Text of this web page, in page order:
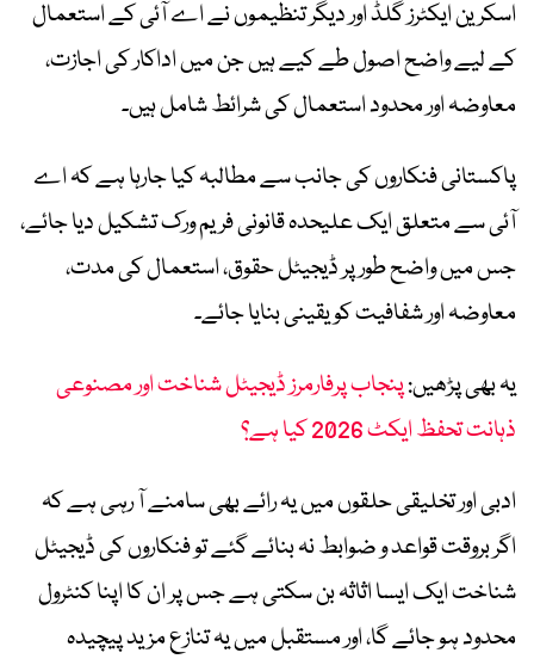
اسکرین ایکٹرز گلڈ اور دیگر تنظیموں نے اے آئی کے استعمال
کے لیے واضح اصول طے کیے ہیں جن میں اداکار کی اجازت،
معاوضہ اور محدود استعمال کی شرائط شامل ہیں۔
پاکستانی فنکاروں کی جانب سے مطالبہ کیا جارہا ہے کہ اے
آئی سے متعلق ایک علیحدہ قانونی فریم ورک تشکیل دیا جائے،
جس میں واضح طور پر ڈیجیٹل حقوق، استعمال کی مدت،
معاوضہ اور شفافیت کو یقینی بنایا جائے۔
یہ بھی پڑھیں:پنجاب پرفارمرز ڈیجیٹل شناخت اور مصنوعی
ذہانت تحفظ ایکٹ 2026 کیا ہے؟
ادبی اور تخلیقی حلقوں میں یہ رائے بھی سامنے آ رہی ہے کہ
اگر بروقت قواعد و ضوابط نہ بنائے گئے تو فنکاروں کی ڈیجیٹل
شناخت ایک ایسا اثاثہ بن سکتی ہے جس پر ان کا اپنا کنٹرول
محدود ہو جائے گا، اور مستقبل میں یہ تنازع مزید پیچیدہ